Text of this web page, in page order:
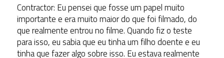
Contractor: Eu pensei que fosse um papel muito
importante e era muito maior do que foi filmado, do
que realmente entrou no filme. Quando fiz o teste
para isso, eu sabia que eu tinha um filho doente e eu
tinha que fazer algo sobre isso. Eu estava realmente